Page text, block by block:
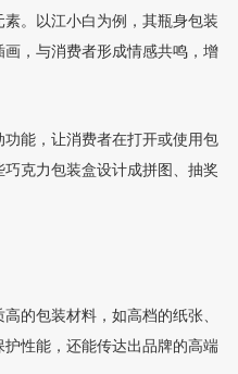
。以江小白为例，其瓶身包装
，与消费者形成情感共鸣，增
能，让消费者在打开或使用包
克力包装盒设计成拼图、抽奖
的包装材料，如高档的纸张、
性能，还能传达出品牌的高端